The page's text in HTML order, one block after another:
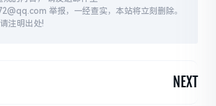
举报，一经查实，本站将立刻删除。
注明出处!
NEXT